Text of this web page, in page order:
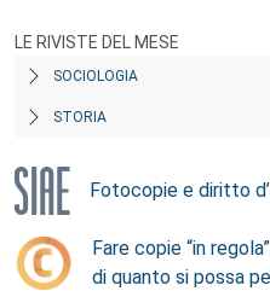
LE RIVISTE DEL MESE
SOCIOLOGIA
STORIA
Fotocopie e diritto
Fare copie “in
di quanto si possa